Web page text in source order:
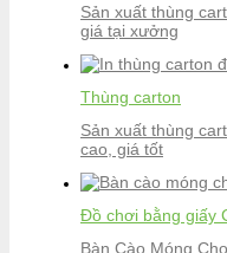
Sản xuất thùng
giá tại xưởng
Thùng carton
Sản xuất thùng
cao, giá tốt
Đồ chơi bằng giấy
Bàn Cào Móng